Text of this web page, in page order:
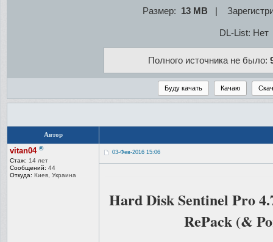
Размер: 13 MB |
DL-List: Нет
Полного источника не было:
Автор
vitan04 ®
Стаж: 14 лет
Сообщений: 44
Откуда: Киев, Украина
03-Фев-2016 15:06
Hard Disk Sentinel Pro
RePack (&